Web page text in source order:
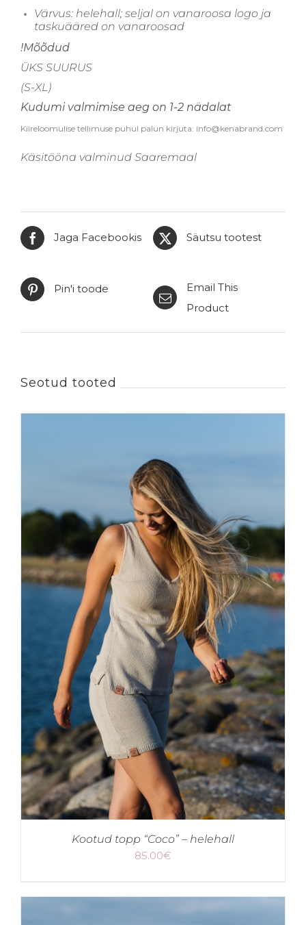
kogus
Värvus: helehall; seljal on vanaroosa logo ja
taskuääred on vanaroosad
!Mõõdud
ÜKS SUURUS
(S-XL)
Kudumi valmimise aeg on 1-2 nädalat
Kiireloomulise tellimuse puhul palun kirjuta: info@kenabrand.com
Käsitööna valminud Saaremaal
Jaga Facebookis Säutsu tootest
Pin'i toode
Email This
Product
Seotud tooted
Kootud topp “Coco” – helehall
85.00€